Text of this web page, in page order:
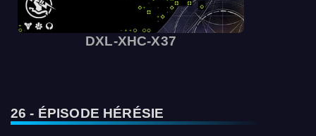
DXL-XHC-X37
26 - ÉPISODE HÉRÉSIE